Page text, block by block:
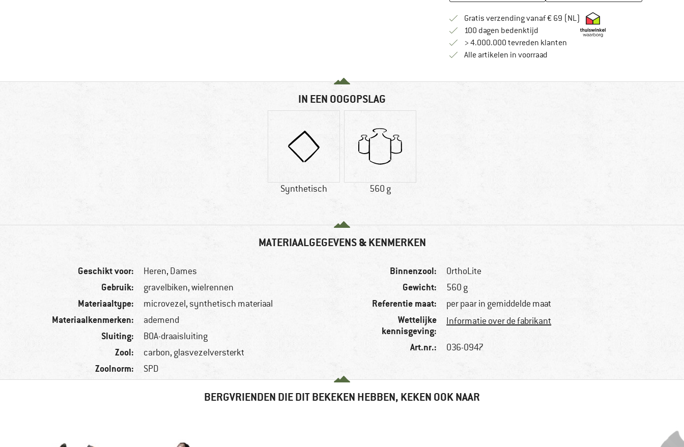
Gratis verzending vanaf € 69 (NL) Vind hier de
100 dagen bedenktijdVind de betalingsinformatie hier! Opent in
> 4.000.000 tevreden klanten
Alle artikelen in voorraad
IN EEN OOGOPSLAG
Synthetisch 560 g
MATERIAALGEGEVENS & KENMERKEN
Geschikt voor: Heren, Dames
Gebruik: gravelbiken, wielrennen
Materiaaltype: microvezel, synthetisch materiaal
Materiaalkenmerken: ademend
Sluiting: BOA-draaisluiting
Zool: carbon, glasvezelversterkt
Zoolnorm: SPD
Binnenzool: OrthoLite
Gewicht: 560 g
Referentie maat: per paar in gemiddelde maat
Wettelijke
kennisgeving:
Informatie over de fabrikant
Art.nr.: 036-0947
BERGVRIENDEN DIE DIT BEKEKEN HEBBEN, KEKEN OOK NAAR